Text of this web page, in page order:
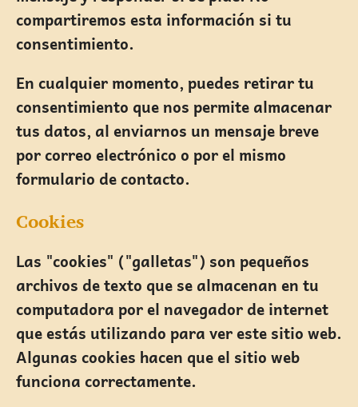
compartiremos esta información si tu
consentimiento.
En cualquier momento, puedes retirar tu
consentimiento que nos permite almacenar
tus datos, al enviarnos un mensaje breve
por correo electrónico o por el mismo
formulario de contacto.
Cookies
Las "cookies" ("galletas") son pequeños
archivos de texto que se almacenan en tu
computadora por el navegador de internet
que estás utilizando para ver este sitio web.
Algunas cookies hacen que el sitio web
funciona correctamente.